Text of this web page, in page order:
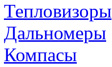
Тепловизоры
Дальномеры
Компасы